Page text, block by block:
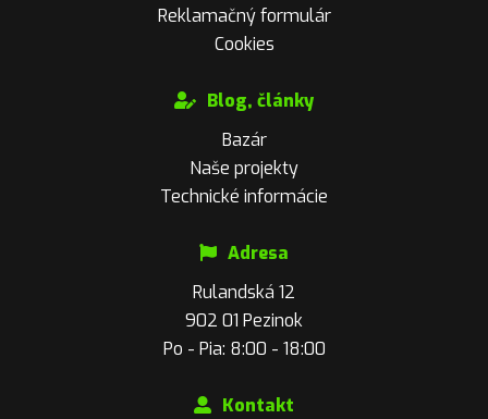
Reklamačný formulár
Cookies
Blog, články
Bazár
Naše projekty
Technické informácie
Adresa
Rulandská 12
902 01 Pezinok
Po - Pia: 8:00 - 18:00
Kontakt